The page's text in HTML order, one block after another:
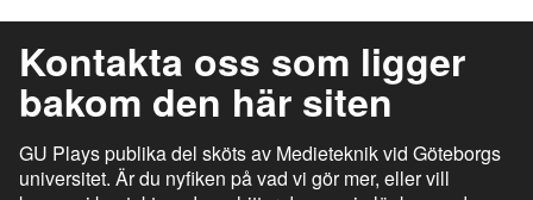
Kontakta oss som ligger
bakom den här siten
GU Plays publika del sköts av Medieteknik vid Göteborgs
universitet. Är du nyfiken på vad vi gör mer, eller vill